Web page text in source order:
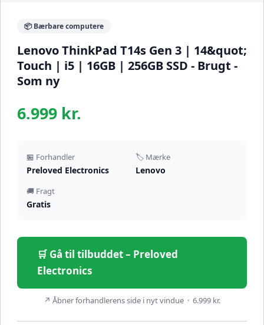
📦 Bærbare computere
Lenovo ThinkPad T14s Gen 3 | 14&quot;
Touch | i5 | 16GB | 256GB SSD - Brugt -
Som ny
6.999 kr.
🏪 Forhandler
Preloved Electronics
🏷️ Mærke
Lenovo
🚚 Fragt
Gratis
🛒 Gå til tilbuddet – Preloved
Electronics
↗ Åbner forhandlerens side i nyt vindue · 6.999 kr.